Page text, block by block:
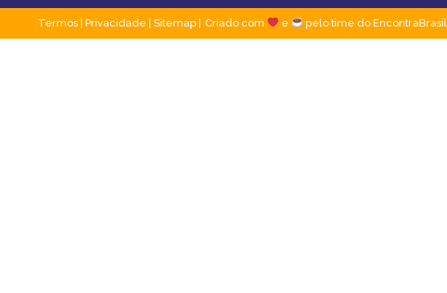
Termos | Privacidade | Sitemap Criado com e pelo time do EncontraBrasil